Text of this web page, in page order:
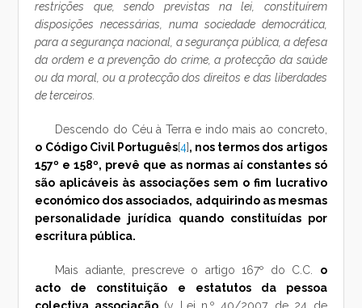
restrições que, sendo previstas na lei, constituírem
disposições necessárias, numa sociedade democrática,
para a segurança nacional, a segurança pública, a defesa
da ordem e a prevenção do crime, a protecção da saúde
ou da moral, ou a protecção dos direitos e das liberdades
de terceiros.
Descendo do Céu à Terra e indo mais ao concreto,
o Código Civil Português[4], nos termos dos artigos
157º e 158º, prevê que as normas aí constantes só
são aplicáveis às associações sem o fim lucrativo
económico dos associados, adquirindo as mesmas
personalidade jurídica quando constituídas por
escritura pública.
Mais adiante, prescreve o artigo 167º do C.C. o
acto de constituição e estatutos da pessoa